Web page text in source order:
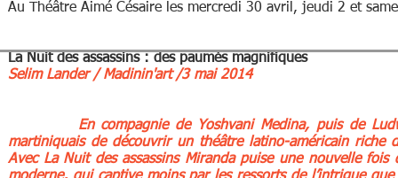
Au Théâtre Aimé Césaire les mercredi 30 avril, jeudi 2 et
La Nuit des assassins : des paumés magnifiques
Selim Lander / Madinin'art /3 mai 2014
En compagnie de Yoshvani Medina, puis de Ludwin
martiniquais de découvrir un théâtre latino-américain riche
Avec La Nuit des assassins Miranda puise une nouvelle